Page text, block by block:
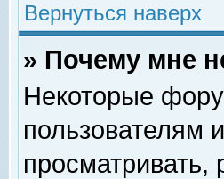
Вернуться наверх
» Почему мне
Некоторые
пользователям